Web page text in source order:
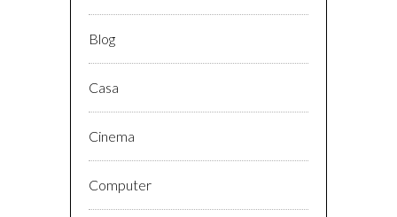
Blog
Casa
Cinema
Computer